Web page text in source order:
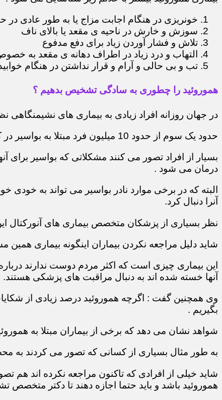
خونریزی در هنگام اجابت مزاج یا به طور عادی در
سوزش و خارش در ناحیه ی مقعد یا بالای ناف
تلاش و فشار آوردن زیاد برای دفع مدفوع
التهاب و درد زیاد در اطراف دهانه ی مقعد به
تب و بی حالی و آرام و قرار نداشتن در هنگام
هموروئید را چطوری به سادگی تشخیص بدهیم ؟
در جهان روزانه افراد زیادی به بیماری های نشیمنگاهی
حدود یک سوم از حدود 10 میلیون فرد مبتلا به بواسیر در کشور ایران به دنبال درمان آنها هستند.
بسیار از افراد تصور می کنند مشکلاتی که بواسیر
درمان می شود .
البته که در برخی موارد نادر بواسیر می تواند به
آنرا دنبال کرد.
نظر بسیاری از پزشکان متخصص بیماری های
شاید دلیل مراجعه نکردن بیماران اینگونه بیماری
این بیماری چیزی است که اکثر مردم دوست ندارند
آنها خسته شده اند به دنبال مراقبت های پزشکی هستند.
وی همچنین گفت : اگرچه هموروئید درصد زیادی از
بگیریم .
شواهد نشان می دهد که برخی از بیماران مبتلا به
به طور مثال بسیاری از کسانی که تصور می کردند به
شاید خیلی از افرادی که تاکنون مراجعه نکرده اند هم
هموروئید باشد و باید حتما اجازه دهند تا دکتر متخصص